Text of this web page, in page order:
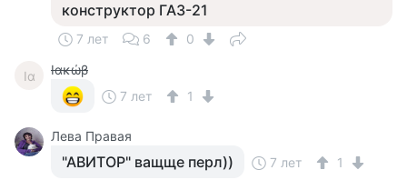
конструктор ГАЗ-21
7 лет 6 0
Ια
Ιακώβ
7 лет
1
Лева Правая
"АВИТОР" ващще перл)) 7 лет 1